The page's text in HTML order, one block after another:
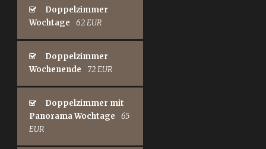
Doppelzimmer
Wochtage
62 EUR
Doppelzimmer
Wochenende
72 EUR
Doppelzimmer mit
Panorama Wochtage
65
EUR